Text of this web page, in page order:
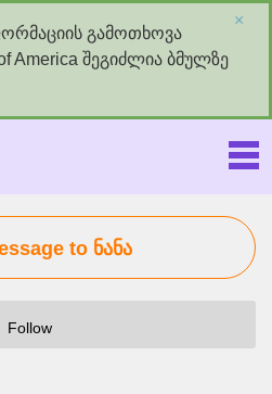
გამოთხოვა
America შეგიძლია ბმულზე
×
to ნანა
Follow